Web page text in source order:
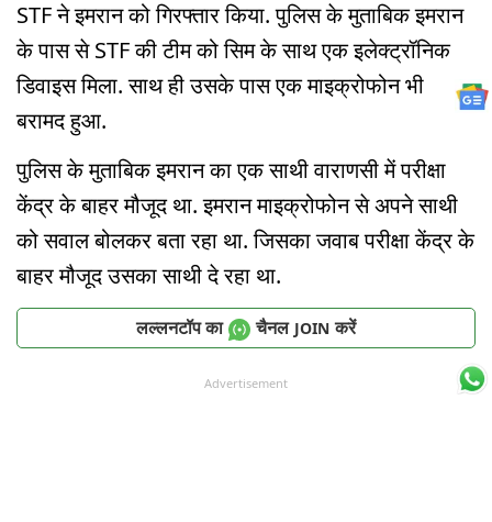
STF ने इमरान को गिरफ्तार किया. पुलिस के मुताबिक इमरान
के पास से STF की टीम को सिम के साथ एक इलेक्ट्रॉनिक
डिवाइस मिला. साथ ही उसके पास एक माइक्रोफोन भी
बरामद हुआ.
पुलिस के मुताबिक इमरान का एक साथी वाराणसी में परीक्षा
केंद्र के बाहर मौजूद था. इमरान माइक्रोफोन से अपने साथी
को सवाल बोलकर बता रहा था. जिसका जवाब परीक्षा केंद्र के
बाहर मौजूद उसका साथी दे रहा था.
लल्लनटॉप का चैनल JOIN करें
Advertisement